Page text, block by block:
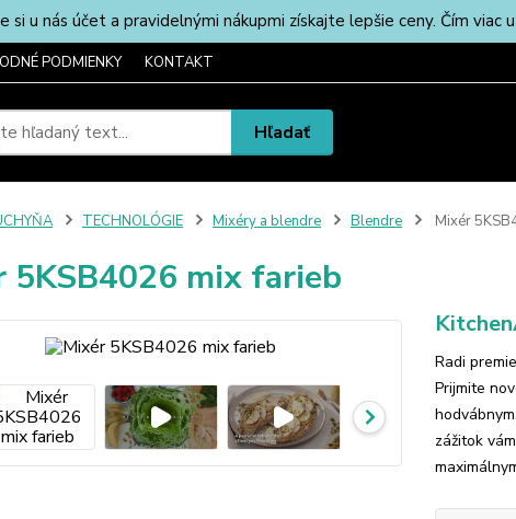
si u nás účet a pravidelnými nákupmi získajte lepšie ceny. Čím viac
PODMIENKY KONTAKT
Hľadať
TECHNOLÓGIE Mixéry a blendre Blendre Mixér
5KSB4026 mix farieb
Radi
Prijmite
zážitok